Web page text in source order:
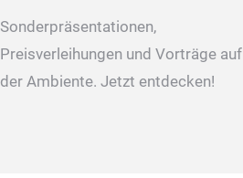
Sonderpräsentationen,
Preisverleihungen und Vorträge auf
der Ambiente. Jetzt entdecken!